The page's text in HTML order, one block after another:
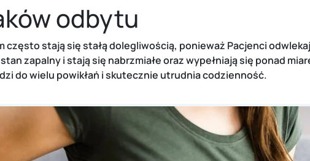
odbytu
stają się stałą dolegliwością, ponieważ Pacjenci
zapalny i stają się nabrzmiałe oraz wypełniają się ponad
do wielu powikłań i skutecznie utrudnia codzienność.